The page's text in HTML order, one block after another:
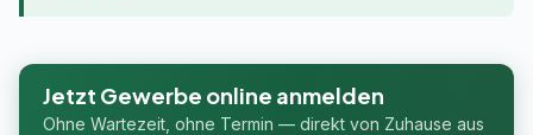
Jetzt Gewerbe online anmelden
Ohne Wartezeit, ohne Termin — direkt von Zuhause aus